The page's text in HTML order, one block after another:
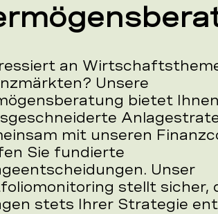
an
Unsere
bietet Ihnen
mit unseren
Sie fundierte
Unser
stellt sicher,
stets Ihrer Strategie